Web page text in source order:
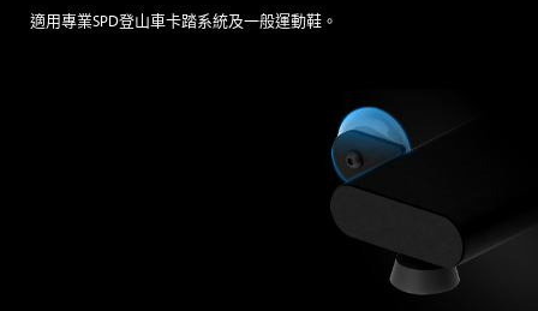
適用專業SPD登山車卡踏系統及一般運動鞋。